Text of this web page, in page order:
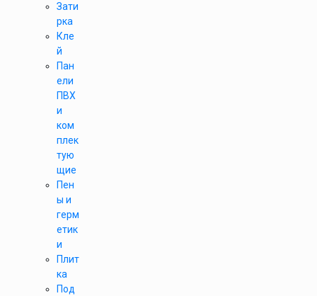
Зати
рка
Кле
й
Пан
ели
ПВХ
и
ком
плек
тую
щие
Пен
ы и
герм
етик
и
Плит
ка
Под